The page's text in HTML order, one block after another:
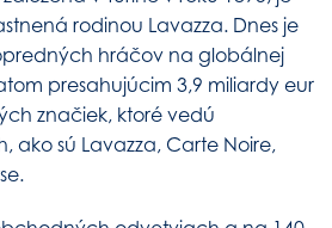
rodinou Lavazza. Dnes je
hráčov na globálnej
presahujúcim 3,9 miliardy eur
značiek, ktoré vedú
ako sú Lavazza, Carte Noire,